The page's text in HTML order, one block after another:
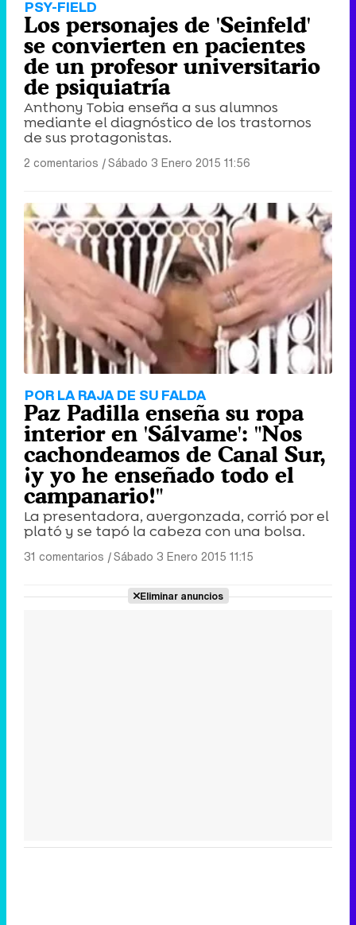
PSY-FIELD
Los personajes de 'Seinfeld'
se convierten en pacientes
de un profesor universitario
de psiquiatría
Anthony Tobia enseña a sus alumnos
mediante el diagnóstico de los trastornos
de sus protagonistas.
2 comentarios |Sábado 3 Enero 2015 11:56
POR LA RAJA DE SU FALDA
Paz Padilla enseña su ropa
interior en 'Sálvame': "Nos
cachondeamos de Canal Sur,
¡y yo he enseñado todo el
campanario!"
La presentadora, avergonzada, corrió por el
plató y se tapó la cabeza con una bolsa.
31 comentarios |Sábado 3 Enero 2015 11:15
Eliminar anuncios